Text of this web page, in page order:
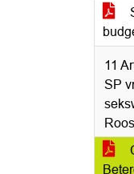
11
SP